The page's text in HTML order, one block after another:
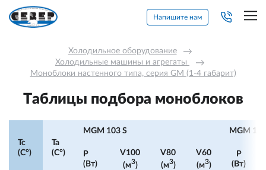
Напишите нам
Холодильное оборудование →
Холодильные машины и агрегаты →
Моноблоки настенного типа, серия GM (1-4 габарит)
Таблицы подбора моноблоков
Tc
(C°)
Ta
(C°)
MGM 103 S MGM
P
(Вт)
V100
(м3)
V80
(м3)
V60
(м3)
P
(Вт)